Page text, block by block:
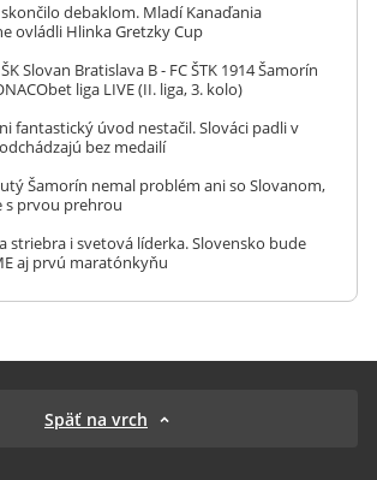
skončilo debaklom. Mladí Kanaďania
ovládli Hlinka Gretzky Cup
Slovan Bratislava B - FC ŠTK 1914 Šamorín
liga LIVE (II. liga, 3. kolo)
fantastický úvod nestačil. Slováci padli v
bez medailí
Šamorín nemal problém ani so Slovanom,
s prvou prehrou
striebra i svetová líderka. Slovensko bude
aj prvú maratónkyňu
Späť na vrch